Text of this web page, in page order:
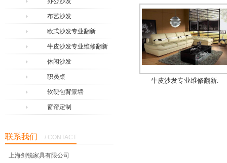
布艺沙发
欧式沙发专业翻新
牛皮沙发专业维修翻新
休闲沙发
职员桌
软硬包背景墙
窗帘定制
联系我们 / CONTACT
上海剑锐家具有限公司
牛皮沙发专业维修翻新.